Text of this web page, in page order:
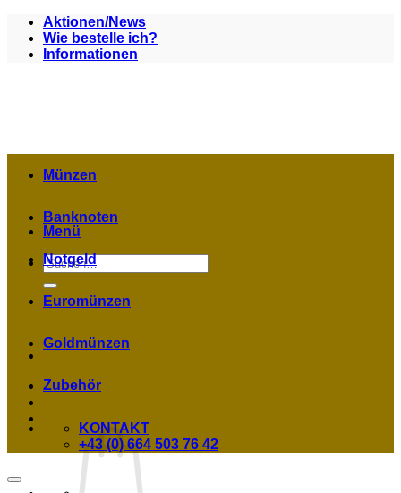
Zum
Inhalt
springen
Aktionen/News
Wie bestelle ich?
Informationen
Menü
Suchen
nach:
Münzen
Banknoten
Notgeld
Euromünzen
Goldmünzen
Zubehör
KONTAKT
+43 (0) 664 503 76 42